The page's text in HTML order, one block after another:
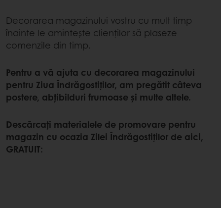
Decorarea magazinului vostru cu mult timp
înainte le amintește clienților să plaseze
comenzile din timp.
Pentru a vă ajuta cu decorarea magazinului
pentru Ziua Îndrăgostiților, am pregătit câteva
postere, abțibilduri frumoase și multe altele.
Descărcați materialele de promovare pentru
magazin cu ocazia Zilei Îndrăgostiților de aici,
GRATUIT: